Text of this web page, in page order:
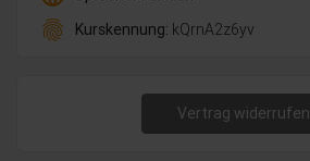
fingerprint Kurskennung: kQrnA2z6yv
Vertrag widerrufen